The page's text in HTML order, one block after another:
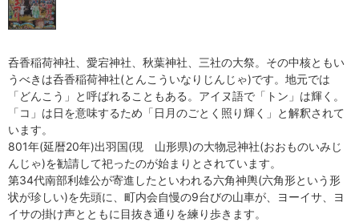
呑香稲荷神社、愛宕神社、秋葉神社、三社の大祭。その中核ともい
うべきは呑香稲荷神社(とんこういなりじんじゃ)です。地元では
「どんこう」と呼ばれることもある。アイヌ語で「トン」は輝く。
「コ」は日を意味するため「日月のごとく照り輝く」と解釈されて
います。
801年(延暦20年)出羽国(現 山形県)の大物忌神社(おおものいみじ
んじゃ)を勧請して祀ったのが始まりとされています。
第34代南部利雄公が寄進したといわれる六角神輿(六角形という形
状が珍しい)を先頭に、町内会自慢の9台びの山車が、ヨーイサ、ヨ
イサの掛け声とともに目抜き通りを練り歩きます。